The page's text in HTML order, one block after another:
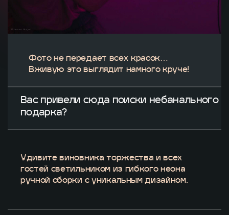
Фото не передает всех красок…
Вживую это выглядит намного круче!
Вас привели сюда поиски небанального
подарка?
Удивите виновника торжества и всех
гостей светильником из гибкого неона
ручной сборки с уникальным дизайном.